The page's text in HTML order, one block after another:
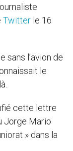
Twitter le 16
sans l’avion de
le
cette lettre
Jorge Mario
» dans la